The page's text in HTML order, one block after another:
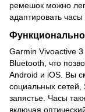
ремешок можно
адаптировать
Garmin Vivoactive
Bluetooth, что
Android и iOS. Вы
социальных сетей,
запястье. Часы
включая